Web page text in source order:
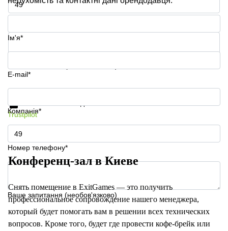
Номер телефону*
Ім'я*
E-mail*
Компанія*
Номер телефону*
Ваше запитання (необов'язково)
Отримати інформацію та ціни
Trustpilot
Конференц-зал в Киеве
Снять помещение в ExitGames — это получить
профессиональное сопровождение нашего менеджера,
который будет помогать вам в решении всех технических
вопросов. Кроме того, будет где провести кофе-брейк или